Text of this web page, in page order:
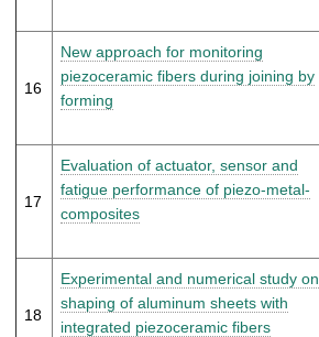
16
New approach for monitoring
piezoceramic fibers during joining by
forming
17
Evaluation of actuator, sensor and
fatigue performance of piezo-metal-
composites
18
Experimental and numerical study on
shaping of aluminum sheets with
integrated piezoceramic fibers